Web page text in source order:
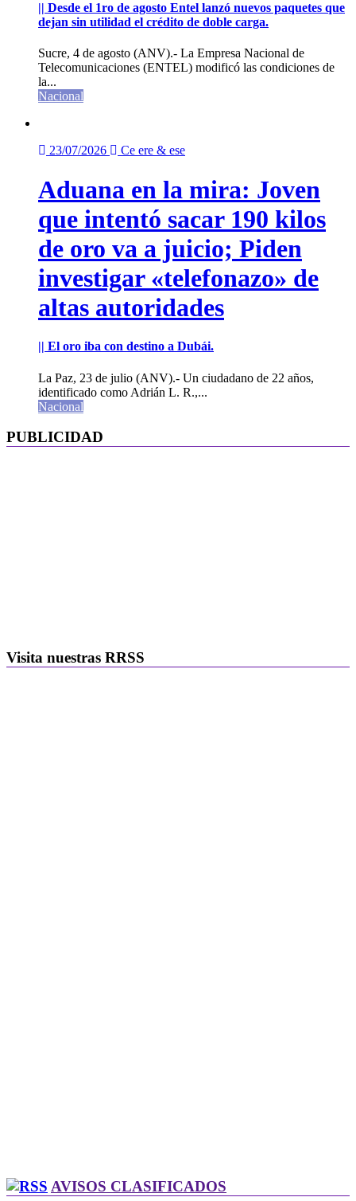
|| Desde el 1ro de agosto Entel lanzó nuevos paquetes que
dejan sin utilidad el crédito de doble carga.
Sucre, 4 de agosto (ANV).- La Empresa Nacional de
Telecomunicaciones (ENTEL) modificó las condiciones de
la...
Nacional
23/07/2026 Ce ere & ese
Aduana en la mira: Joven
que intentó sacar 190 kilos
de oro va a juicio; Piden
investigar «telefonazo» de
altas autoridades
|| El oro iba con destino a Dubái.
La Paz, 23 de julio (ANV).- Un ciudadano de 22 años,
identificado como Adrián L. R.,...
Nacional
PUBLICIDAD
Visita nuestras RRSS
AVISOS CLASIFICADOS